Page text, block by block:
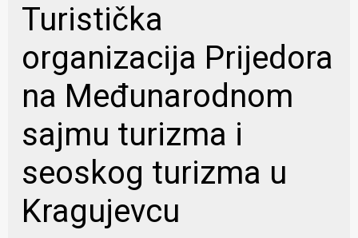
Turistička
organizacija Prijedora
na Međunarodnom
sajmu turizma i
seoskog turizma u
Kragujevcu